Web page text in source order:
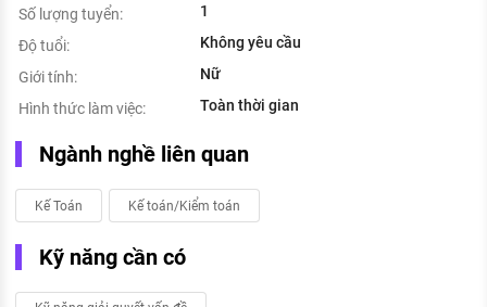
Số lượng tuyển:
1
Độ tuổi:
Không yêu cầu
Giới tính:
Nữ
Hình thức làm việc:
Toàn thời gian
Ngành nghề liên quan
Kế Toán Kế toán/Kiểm toán
Kỹ năng cần có